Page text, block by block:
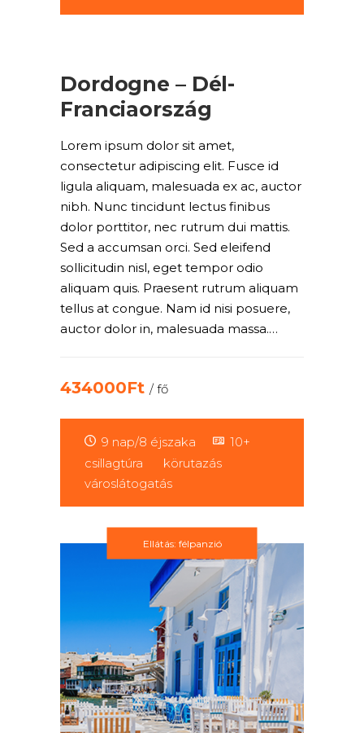
Dordogne – Dél-
Franciaország
Lorem ipsum dolor sit amet,
consectetur adipiscing elit. Fusce id
ligula aliquam, malesuada ex ac, auctor
nibh. Nunc tincidunt lectus finibus
dolor porttitor, nec rutrum dui mattis.
Sed a accumsan orci. Sed eleifend
sollicitudin nisl, eget tempor odio
aliquam quis. Praesent rutrum aliquam
tellus at congue. Nam id nisi posuere,
auctor dolor in, malesuada massa.…
434000Ft / fő
9 nap/8 éjszaka
10+
csillagtúra
körutazás
városlátogatás
Ellátás: félpanzió